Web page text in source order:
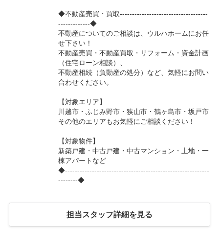
◆不動産売買・買取------------------------------------
-------------◆
不動産についてのご相談は、ウルハホームにお任
せ下さい！
不動産売買・不動産買取・リフォーム・資金計画
（住宅ローン相談）、
不動産相続（負動産の処分）など、気軽にお問い
合わせください。
【対象エリア】
川越市・ふじみ野市・狭山市・鶴ヶ島市・坂戸市
その他のエリアもお気軽にご相談ください！
【対象物件】
新築戸建・中古戸建・中古マンション・土地・一
棟アパートなど
◆-----------------------------------------------------------
--------◆
担当スタッフ詳細を見る